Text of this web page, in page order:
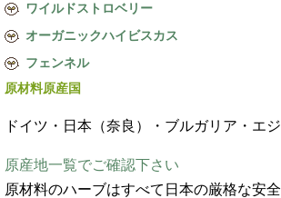
ワイルドストロベリー
オーガニックハイビスカス
フェンネル
原材料原産国
ドイツ・日本（奈良）・ブルガリア・エ
原産地一覧でご確認下さい
原材料のハーブはすべて日本の厳格な安